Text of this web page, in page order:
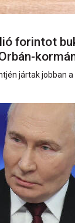
forintot
jártak jobban